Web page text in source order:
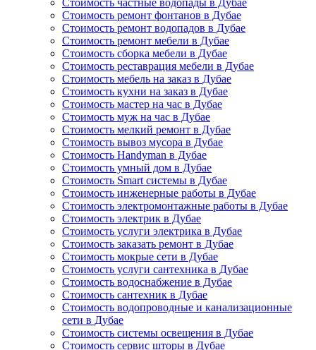
Стоимость частные водопады в Дубае
Стоимость ремонт фонтанов в Дубае
Стоимость ремонт водопадов в Дубае
Стоимость ремонт мебели в Дубае
Стоимость сборка мебели в Дубае
Стоимость реставрация мебели в Дубае
Стоимость мебель на заказ в Дубае
Стоимость кухни на заказ в Дубае
Стоимость мастер на час в Дубае
Стоимость муж на час в Дубае
Стоимость мелкий ремонт в Дубае
Стоимость вывоз мусора в Дубае
Стоимость Handyman в Дубае
Стоимость умный дом в Дубае
Стоимость Smart системы в Дубае
Стоимость инженерные работы в Дубае
Стоимость электромонтажные работы в Дубае
Стоимость электрик в Дубае
Стоимость услуги электрика в Дубае
Стоимость заказать ремонт в Дубае
Стоимость мокрые сети в Дубае
Стоимость услуги сантехника в Дубае
Стоимость водоснабжение в Дубае
Стоимость сантехник в Дубае
Стоимость водопроводные и канализационные
сети в Дубае
Стоимость системы освещения в Дубае
Стоимость сервис шторы в Дубае